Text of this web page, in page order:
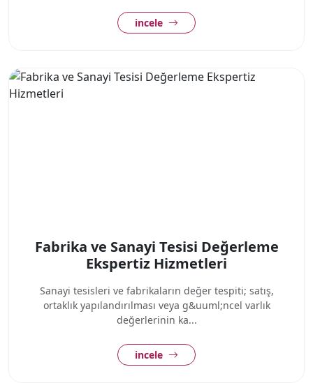
incele
Fabrika ve Sanayi Tesisi Değerleme
Ekspertiz Hizmetleri
Sanayi tesisleri ve fabrikaların değer tespiti; satış,
ortaklık yapılandırılması veya g&uuml;ncel varlık
değerlerinin ka...
incele